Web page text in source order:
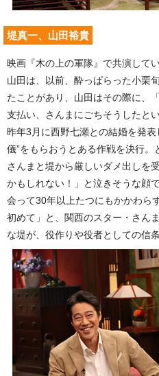
堤真一、山田裕貴
映画『木の上の軍隊』で共演して
山田は、以前、酔っぱらった小栗
たことがあり、山田はその際に、
支払い、さんまにごちそうしたと
昨年3月に西野七瀬との結婚を発
儀”をもらおうとある作戦を決行
さんまと堤から厳しいダメ出しを
かもしれない！」と泣きそうな顔
会って30年以上たつにもかかわら
初めて」と、関西のスター・さん
な堤が、役作りや役者としての信条